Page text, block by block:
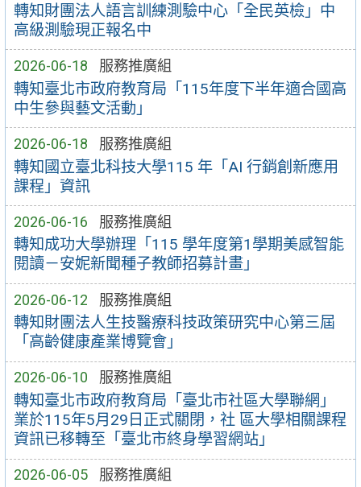
轉知財團法人語言訓練測驗中心「全民英檢」中
高級測驗現正報名中
2026-06-18 服務推廣組
轉知臺北市政府教育局「115年度下半年適合國高
中生參與藝文活動」
2026-06-18 服務推廣組
轉知國立臺北科技大學115 年「AI 行銷創新應用
課程」資訊
2026-06-16 服務推廣組
轉知成功大學辦理「115 學年度第1學期美感智能
閱讀－安妮新聞種子教師招募計畫」
2026-06-12 服務推廣組
轉知財團法人生技醫療科技政策研究中心第三屆
「高齡健康產業博覽會」
2026-06-10 服務推廣組
轉知臺北市政府教育局「臺北市社區大學聯網」
業於115年5月29日正式關閉，社 區大學相關課程
資訊已移轉至「臺北市終身學習網站」
2026-06-05 服務推廣組